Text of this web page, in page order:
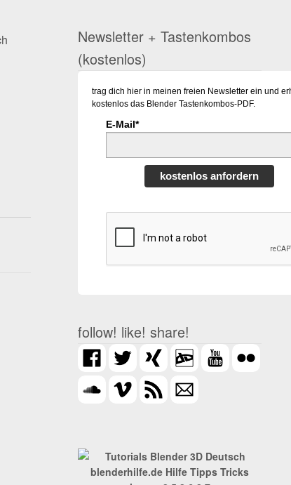
Newsletter + Tastenkombos
(kostenlos)
trag dich hier in meinen freien Newsletter ein und
kostenlos das Blender Tastenkombos-PDF.
E-Mail*
kostenlos anfordern
follow! like! share!